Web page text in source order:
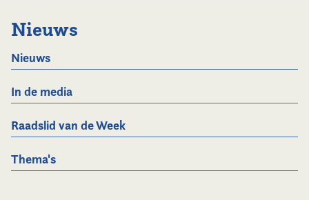
Nieuws
Nieuws
In de media
Raadslid van de Week
Thema's